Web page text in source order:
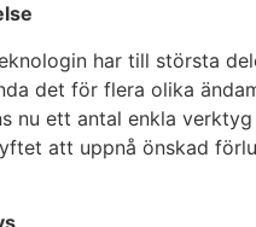
har till största
det för flera olika
nu ett antal enkla verktyg
att uppnå önskad